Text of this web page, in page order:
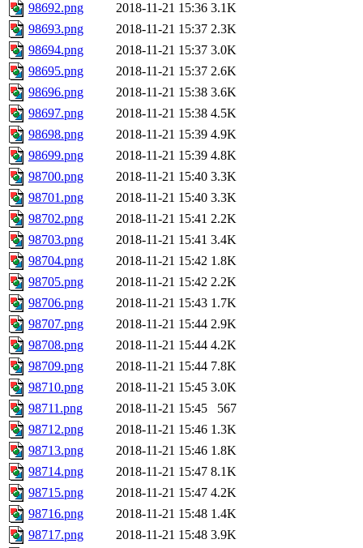
98692.png 2018-11-21 15:36 3.1K
98693.png
2018-11-21 15:37 2.3K
98694.png
2018-11-21 15:37 3.0K
98695.png
2018-11-21 15:37 2.6K
98696.png
2018-11-21 15:38 3.6K
98697.png
2018-11-21 15:38 4.5K
98698.png
2018-11-21 15:39 4.9K
98699.png
2018-11-21 15:39 4.8K
98700.png
2018-11-21 15:40 3.3K
98701.png
2018-11-21 15:40 3.3K
98702.png
2018-11-21 15:41 2.2K
98703.png
2018-11-21 15:41 3.4K
98704.png
2018-11-21 15:42 1.8K
98705.png
2018-11-21 15:42 2.2K
98706.png
2018-11-21 15:43 1.7K
98707.png
2018-11-21 15:44 2.9K
98708.png
2018-11-21 15:44 4.2K
98709.png
2018-11-21 15:44 7.8K
98710.png
2018-11-21 15:45 3.0K
98711.png
2018-11-21 15:45
567
98712.png
2018-11-21 15:46 1.3K
98713.png
2018-11-21 15:46 1.8K
98714.png
2018-11-21 15:47 8.1K
98715.png
2018-11-21 15:47 4.2K
98716.png
2018-11-21 15:48 1.4K
98717.png
2018-11-21 15:48 3.9K